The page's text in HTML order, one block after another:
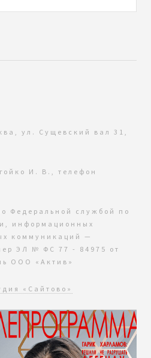
ул. Сущевский вал 31,
И. В., телефон
Федеральной службой по
информационных
коммуникаций —
ЭЛ № ФС 77 - 84975 от
ООО «Актив»
«Сайтово»